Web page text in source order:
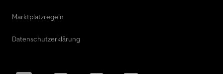
Marktplatzregeln
Datenschutzerklärung